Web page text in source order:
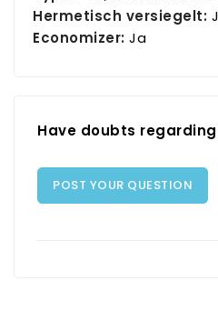
Hermetisch versiegelt:
Economizer: Ja
Have doubts
POST YOUR QUESTION